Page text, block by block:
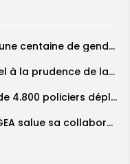
Grand Magal de Touba : une centaine de gendarmes mobilisés sur les...
Magal de Touba : l’appel à la prudence de la Police sur...
Magal de Touba : plus de 4.800 policiers déployés pour sécuriser les...
Sécurité routière : la SEGEA salue sa collaboration avec la gendarmerie, sur...